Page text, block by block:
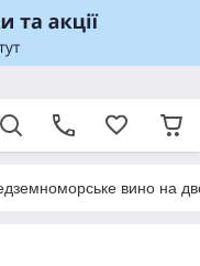
вино на